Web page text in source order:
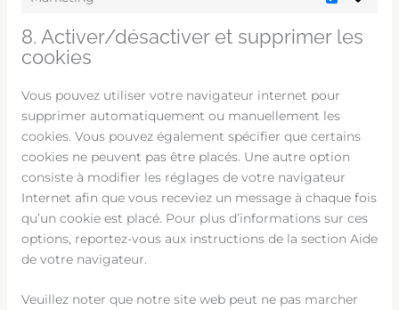
8. Activer/désactiver et supprimer les
cookies
Vous pouvez utiliser votre navigateur internet pour
supprimer automatiquement ou manuellement les
cookies. Vous pouvez également spécifier que certains
cookies ne peuvent pas être placés. Une autre option
consiste à modifier les réglages de votre navigateur
Internet afin que vous receviez un message à chaque fois
qu’un cookie est placé. Pour plus d’informations sur ces
options, reportez-vous aux instructions de la section Aide
de votre navigateur.
Veuillez noter que notre site web peut ne pas marcher